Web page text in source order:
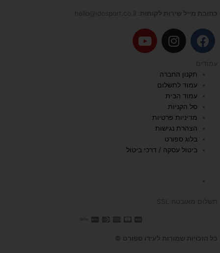
כתובת מייל שירות לקוחות
F
a
c
e
b
o
o
k
I
n
t
a
g
r
a
m
Y
o
עמודים
תקנון החברה
עמוד לתשלום
עמוד הבית
סל הקניות
מדיניות פרטיות
הצהרת נגישות
בלוג ספורט
ביטול עסקה / דרכי ביטול
תשלום מאובטח SSL
כל הזכויות שמורות לעידו ספורט ©